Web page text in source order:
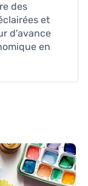
des
et
d'avance
en